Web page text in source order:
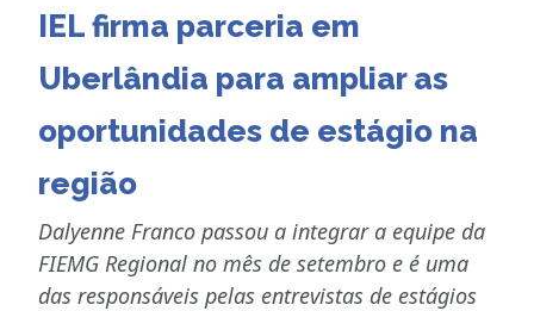
IEL firma parceria em
Uberlândia para ampliar as
oportunidades de estágio na
região
Dalyenne Franco passou a integrar a equipe da
FIEMG Regional no mês de setembro e é uma
das responsáveis pelas entrevistas de estágios